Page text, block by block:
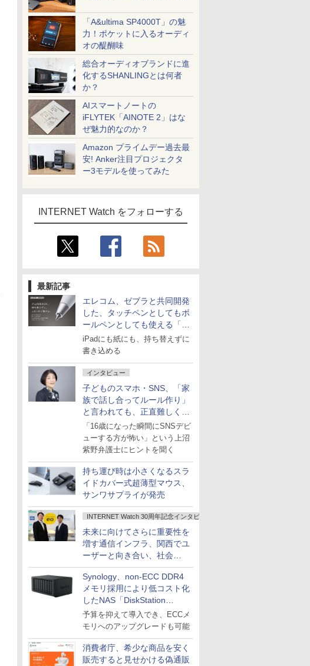
「A&ultima SP4000T」の魅
力！ポケットに入るオーディ
オの醍醐味
総合オーディオブランドに進
化するSHANLINGとは何者
か？
AIスマートノートの
iFLYTEK「AINOTE 2」はな
ぜ魅力的なのか？
Amazon プライムデー過去最
安! Anker注目プロジェクタ
ー3モデルを使ってみた
INTERNET Watch をフォローする
最新記事
エレコム、ゼブラと共同開発
した、タッチペンとしてもボ
ールペンとしても使える「ス
タイラスツーウェイ」発売
iPadにも紙にも、持ち替えずに
書き込める
インタビュー
子どものスマホ・SNS、「家
族で話し合ってルール作り」
と言われても、正直難しくな
いですか？
「16歳になった瞬間にSNSデビ
ューする方が怖い」という上沼
紫野弁護士にヒントを聞く
持ち運び時は小さくなるスラ
イドカバー式超薄型マウス、
サンワサプライが発売
INTERNET Watch 30周年記念インタビュー
未来に向けてさらに重要性を
増す通信インフラ、関西でユ
ーザーと向き合い、社会
の“あたらしい”を起動し続け
る～オプテージ
Synology、non-ECC DDR4
メモリ採用により低コスト化
したNAS「DiskStation
neo+」シリーズ
予算を抑えて導入でき、ECCメ
モリへのアップグレードも可能
消費者庁、希少な商品を安く
販売すると見せかける偽通販